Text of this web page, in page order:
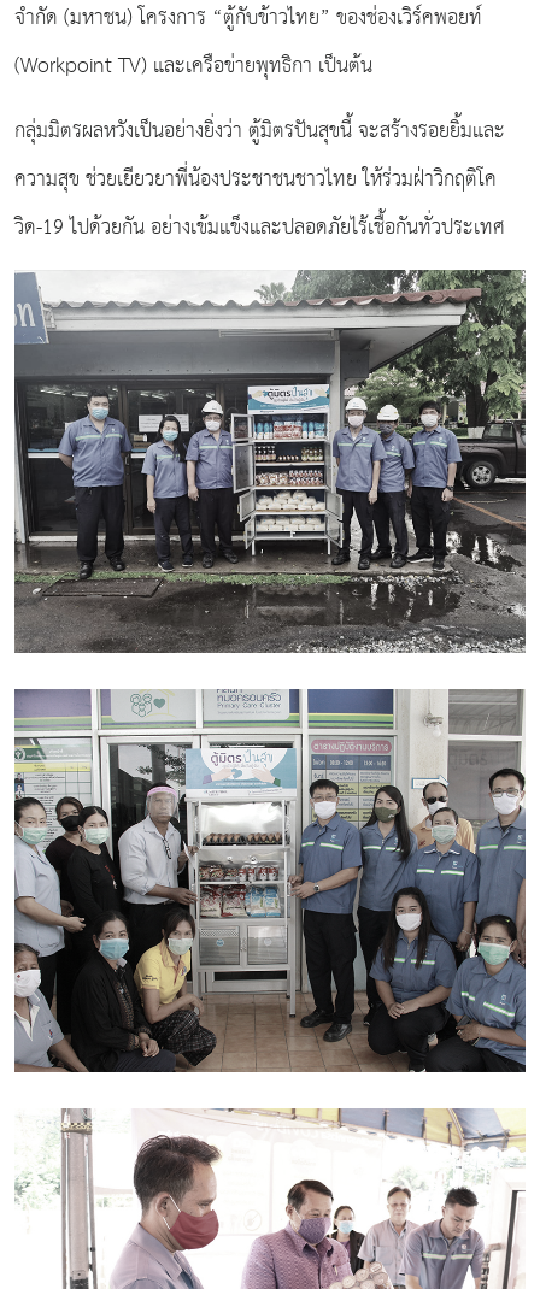
จำกัด (มหาชน) โครงการ “ตู้กับข้าวไทย” ของช่องเวิร์คพอยท์
(Workpoint TV) และเครือข่ายพุทธิกา เป็นต้น
กลุ่มมิตรผลหวังเป็นอย่างยิ่งว่า ตู้มิตรปันสุขนี้ จะสร้างรอยยิ้มและ
ความสุข ช่วยเยียวยาพี่น้องประชาชนชาวไทย ให้ร่วมฝ่าวิกฤติโค
วิด-19 ไปด้วยกัน อย่างเข้มแข็งและปลอดภัยไร้เชื้อกันทั่วประเทศ